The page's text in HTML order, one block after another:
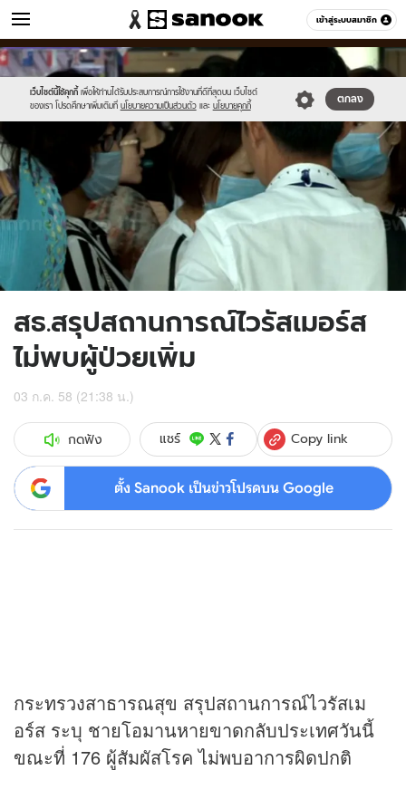
เข้าสู่ระบบสมาชิก
ข่าว หมวดอื่นๆ
เว็บไซต์นี้ใช้คุกกี้ เพื่อให้ท่านได้รับประสบการณ์การใช้งานที่ดีที่สุดบน เว็บไซต์
ของเรา โปรดศึกษาเพิ่มเติมที่ นโยบายความเป็นส่วนตัว และ นโยบายคุกกี้
ตกลง
Sanook
//s.isanook.com/sr/0/images/logo-
new-
sanook.png
600
60
//s.isanook.com/ns/0/ud/364/1823570/629400-
01.jpg
สธ.สรุปสถานการณ์ไวรัสเมอร์ส
ไม่พบผู้ป่วยเพิ่ม
03 ก.ค. 58 (21:38 น.)
กดฟัง แชร์ Copy link
ตั้ง Sanook เป็นข่าวโปรดบน Google
กระทรวงสาธารณสุข สรุปสถานการณ์ไวรัสเม
อร์ส ระบุ ชายโอมานหายขาดกลับประเทศวันนี้
ขณะที่ 176 ผู้สัมผัสโรค ไม่พบอาการผิดปกติ